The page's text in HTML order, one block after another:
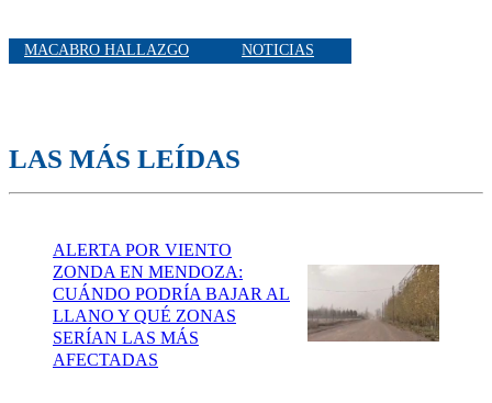
MACABRO HALLAZGO NOTICIAS
LAS MÁS LEÍDAS
ALERTA POR VIENTO
ZONDA EN MENDOZA:
CUÁNDO PODRÍA BAJAR AL
LLANO Y QUÉ ZONAS
SERÍAN LAS MÁS
AFECTADAS